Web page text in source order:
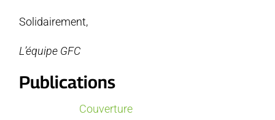
Solidairement,
L’équipe GFC
Publications
Couverture